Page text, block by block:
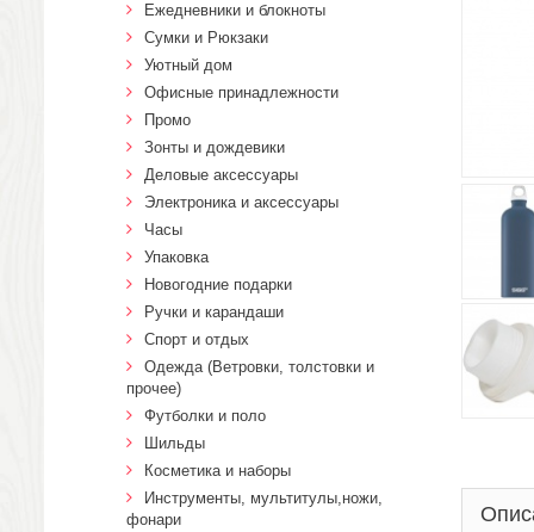
Ежедневники и блокноты
Сумки и Рюкзаки
Уютный дом
Офисные принадлежности
Промо
Зонты и дождевики
Деловые аксессуары
Электроника и аксессуары
Часы
Упаковка
Новогодние подарки
Ручки и карандаши
Спорт и отдых
Одежда (Ветровки, толстовки и
прочее)
Футболки и поло
Шильды
Косметика и наборы
Инструменты, мультитулы,ножи,
фонари